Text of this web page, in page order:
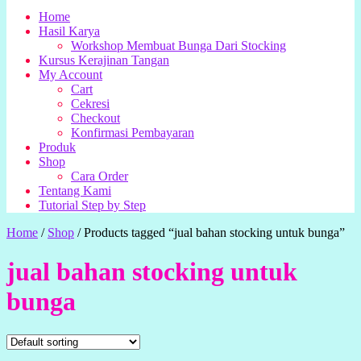
Home
Hasil Karya
Workshop Membuat Bunga Dari Stocking
Kursus Kerajinan Tangan
My Account
Cart
Cekresi
Checkout
Konfirmasi Pembayaran
Produk
Shop
Cara Order
Tentang Kami
Tutorial Step by Step
Home / Shop /Products tagged “jual bahan stocking untuk bunga”
jual bahan stocking untuk
bunga